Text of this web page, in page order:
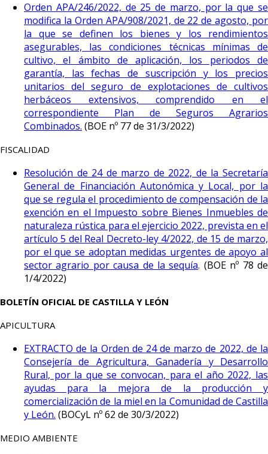
Orden APA/246/2022, de 25 de marzo, por la que se
modifica la Orden APA/908/2021, de 22 de agosto, por
la que se definen los bienes y los rendimientos
asegurables, las condiciones técnicas mínimas de
cultivo, el ámbito de aplicación, los periodos de
garantía, las fechas de suscripción y los precios
unitarios del seguro de explotaciones de cultivos
herbáceos extensivos, comprendido en el
correspondiente Plan de Seguros Agrarios
Combinados. (BOE nº 77 de 31/3/2022)
FISCALIDAD
Resolución de 24 de marzo de 2022, de la Secretaría
General de Financiación Autonómica y Local, por la
que se regula el procedimiento de compensación de la
exención en el Impuesto sobre Bienes Inmuebles de
naturaleza rústica para el ejercicio 2022, prevista en el
artículo 5 del Real Decreto-ley 4/2022, de 15 de marzo,
por el que se adoptan medidas urgentes de apoyo al
sector agrario por causa de la sequía. (BOE nº 78 de
1/4/2022)
BOLETÍN OFICIAL DE CASTILLA Y LEÓN
APICULTURA
EXTRACTO de la Orden de 24 de marzo de 2022, de la
Consejería de Agricultura, Ganadería y Desarrollo
Rural, por la que se convocan, para el año 2022, las
ayudas para la mejora de la producción y
comercialización de la miel en la Comunidad de Castilla
y León. (BOCyL nº 62 de 30/3/2022)
MEDIO AMBIENTE